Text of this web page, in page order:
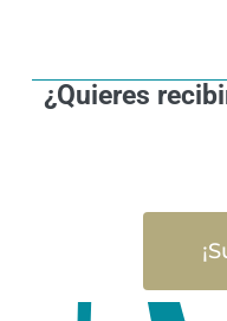
¿Quieres